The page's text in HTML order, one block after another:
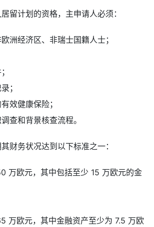
留计划的资格，主申请人必须：
洲经济区、非瑞士国籍人士；
；
效健康保险；
查和背景核查流程。
财务状况达到以下标准之一：
万欧元，其中包括至少 15 万欧元的金
万欧元，其中金融资产至少为 7.5 万欧